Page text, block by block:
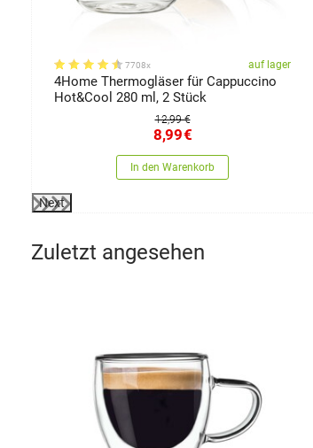
7708x auf lager
4Home Thermogläser für Cappuccino
Hot&Cool 280 ml, 2 Stück
12,99 €
8,99€
In den Warenkorb
Next
Zuletzt angesehen